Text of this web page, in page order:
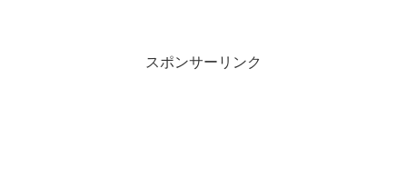
スポンサーリンク